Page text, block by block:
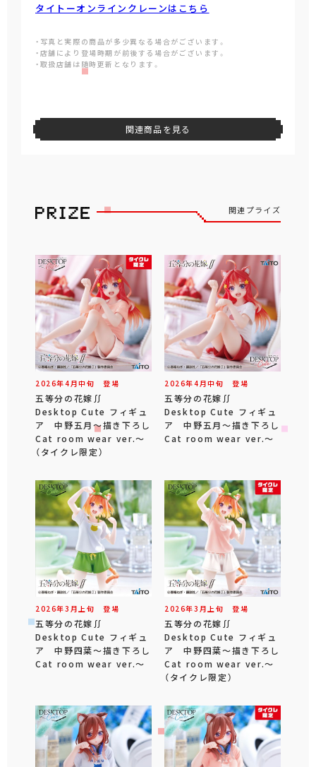
タイトーオンラインクレーンはこちら
・写真と実際の商品が多少異なる場合がございます。
・店舗により登場時期が前後する場合がございます。
・取扱店舗は随時更新となります。
関連商品を見る
関連プライズ
2026年4 月中旬 登場
五等分の花嫁∬
Desktop Cute フィギュ
ア 中野五月～描き下ろし
Cat room wear ver.～
（タイクレ限定）
2026年4 月中旬 登場
五等分の花嫁∬
Desktop Cute フィギュ
ア 中野五月～描き下ろし
Cat room wear ver.～
2026年3 月 上旬 登場
五等分の花嫁∬
Desktop Cute フィギュ
ア 中野四葉～描き下ろし
Cat room wear ver.～
2026年3 月 上旬 登場
五等分の花嫁∬
Desktop Cute フィギュ
ア 中野四葉～描き下ろし
Cat room wear ver.～
（タイクレ限定）